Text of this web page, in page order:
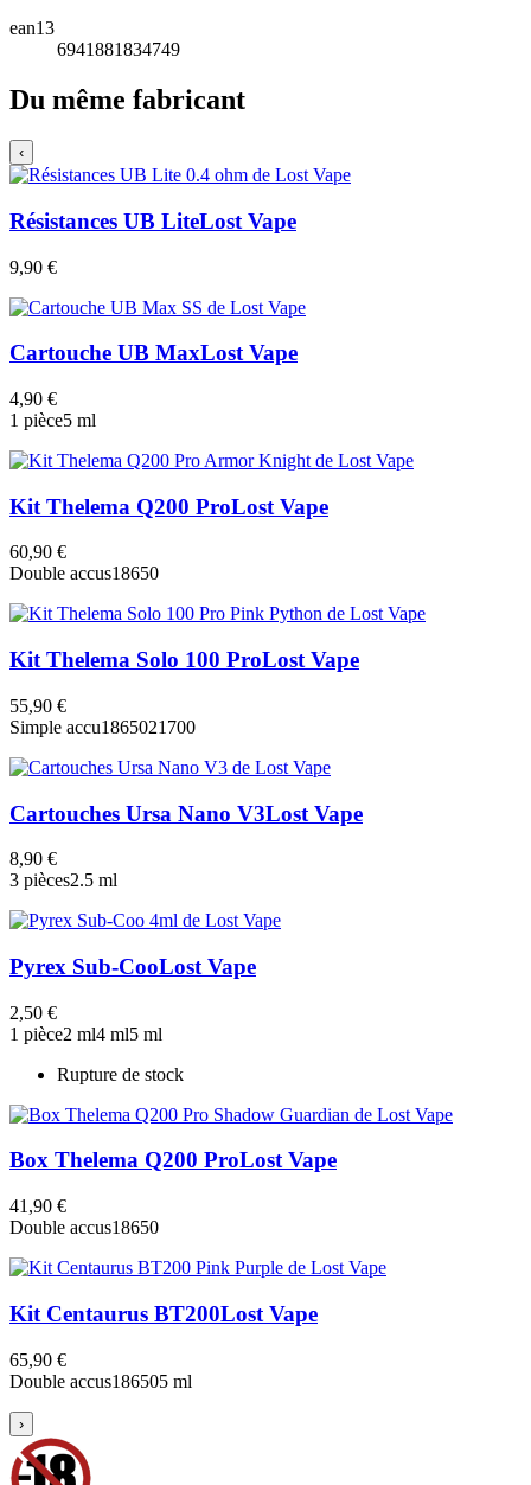
ean13
6941881834749
Du même fabricant
‹
Résistances UB LiteLost Vape
9,90 €
Cartouche UB MaxLost Vape
4,90 €
1 pièce5 ml
Kit Thelema Q200 ProLost Vape
60,90 €
Double accus18650
Kit Thelema Solo 100 ProLost Vape
55,90 €
Simple accu1865021700
Cartouches Ursa Nano V3Lost Vape
8,90 €
3 pièces2.5 ml
Pyrex Sub-CooLost Vape
2,50 €
1 pièce2 ml4 ml5 ml
Rupture de stock
Box Thelema Q200 ProLost Vape
41,90 €
Double accus18650
Kit Centaurus BT200Lost Vape
65,90 €
Double accus186505 ml
›